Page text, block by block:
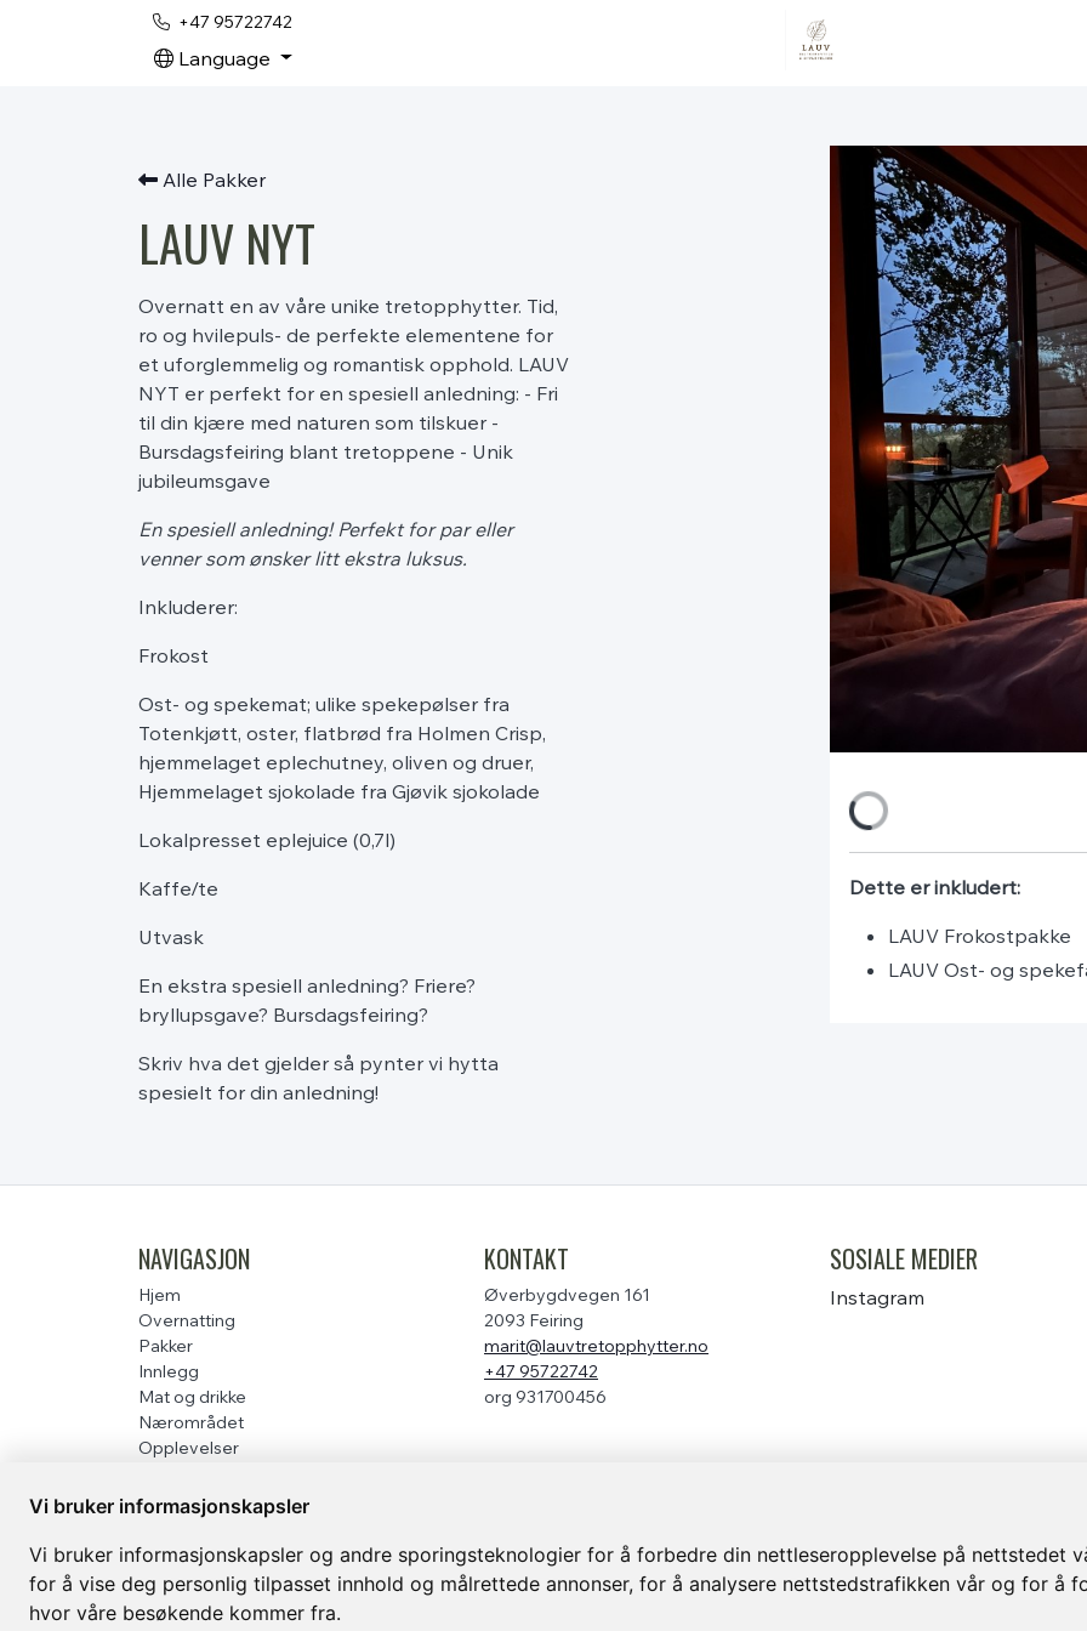
Vi bruker informasjonskapsler
Vi bruker informasjonskapsler og andre sporingsteknologier for å forbedre din nettleseropplevelse på nettstedet
for å vise deg personlig tilpasset innhold og målrettede annonser, for å analysere nettstedstrafikken vår og for å
hvor våre besøkende kommer fra.
+47 95722742
Language
Alle Pakker
LAUV NYT
Overnatt en av våre unike tretopphytter. Tid,
ro og hvilepuls- de perfekte elementene for
et uforglemmelig og romantisk opphold. LAUV
NYT er perfekt for en spesiell anledning: - Fri
til din kjære med naturen som tilskuer -
Bursdagsfeiring blant tretoppene - Unik
jubileumsgave
En spesiell anledning! Perfekt for par eller
venner som ønsker litt ekstra luksus.
Inkluderer:
Frokost
Ost- og spekemat; ulike spekepølser fra
Totenkjøtt, oster, flatbrød fra Holmen Crisp,
hjemmelaget eplechutney, oliven og druer,
Hjemmelaget sjokolade fra Gjøvik sjokolade
Lokalpresset eplejuice (0,7l)
Kaffe/te
Utvask
En ekstra spesiell anledning? Friere?
bryllupsgave? Bursdagsfeiring?
Skriv hva det gjelder så pynter vi hytta
spesielt for din anledning!
Dette er inkludert:
LAUV Frokostpakke
LAUV Ost- og
NAVIGASJON
Hjem
Overnatting
Pakker
Innlegg
Mat og drikke
Nærområdet
Opplevelser
Gavekort overnatting
Galleri
KONTAKT
Øverbygdvegen 161
2093 Feiring
marit@lauvtretopphytter.no
+47 95722742
org 931700456
SOSIALE MEDIER
Instagram